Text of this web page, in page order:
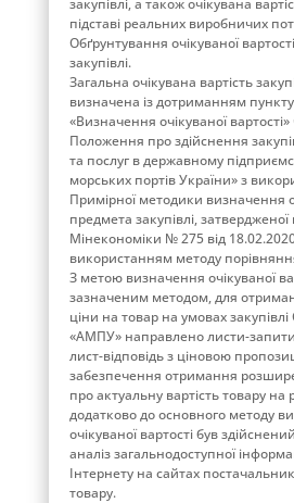
підставі реальних виробничих
Обґрунтування очікуваної
закупівлі.
Загальна очікувана вартість
визначена із дотриманням пункту
«Визначення очікуваної
Положення про здійснення
та послуг в державному
морських портів України» з
Примірної методики визначення
предмета закупівлі,
Мінекономіки № 275 від
використанням методу
З метою визначення очікуваної
зазначеним методом, для
ціни на товар на умовах закупівлі
«АМПУ» направлено листи-
лист-відповідь з ціновою
забезпечення отримання
про актуальну вартість товару на
додатково до основного методу
очікуваної вартості був
аналіз загальнодоступної
Інтернету на сайтах
товару.